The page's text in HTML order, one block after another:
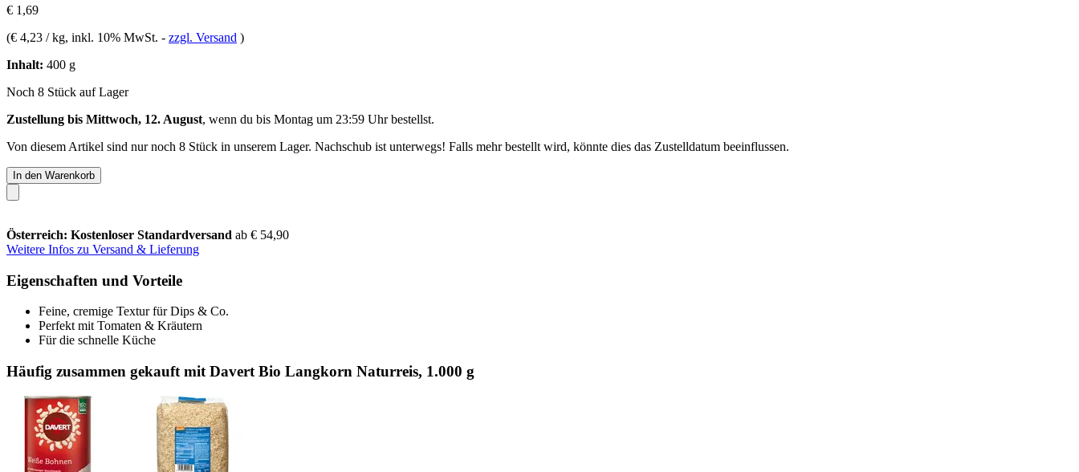
€ 1,69
(€ 4,23 / kg, inkl. 10% MwSt. - zzgl. Versand )
Inhalt: 400 g
Noch 8 Stück auf Lager
Zustellung bis Mittwoch, 12. August, wenn du bis Montag um 23:59 Uhrbestellst.
Von diesem Artikel sind nur noch 8 Stück in unserem Lager. Nachschub ist unterwegs! Falls mehr bestellt wird, könnte dies das Zustelldatum beeinflussen.
In den Warenkorb
Österreich: Kostenloser Standardversand ab € 54,90
Weitere Infos zu Versand & Lieferung
Eigenschaften und Vorteile
Feine, cremige Textur für Dips & Co.
Perfekt mit Tomaten & Kräutern
Für die schnelle Küche
Häufig zusammen gekauft mit Davert Bio Langkorn Naturreis, 1.000 g